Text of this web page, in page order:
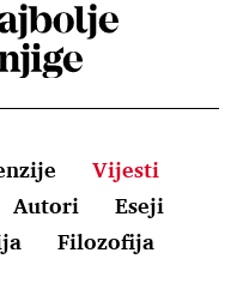
Vijesti
Autori
Eseji
Filozofija